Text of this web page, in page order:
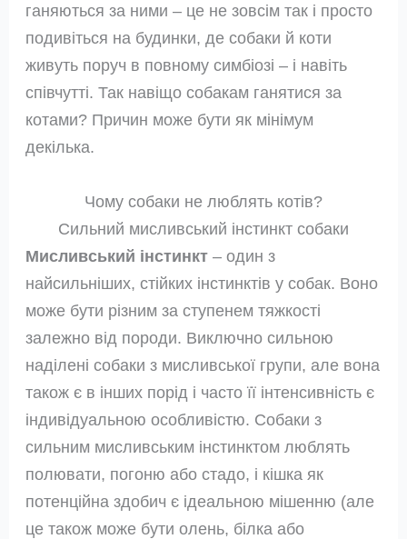
ганяються за ними – це не зовсім так і просто
подивіться на будинки, де собаки й коти
живуть поруч в повному симбіозі – і навіть
співчутті. Так навіщо собакам ганятися за
котами? Причин може бути як мінімум
декілька.
Чому собаки не люблять котів?
Сильний мисливський інстинкт собаки
Мисливський інстинкт – один з
найсильніших, стійких інстинктів у собак. Воно
може бути різним за ступенем тяжкості
залежно від породи. Виключно сильною
наділені собаки з мисливської групи, але вона
також є в інших порід і часто її інтенсивність є
індивідуальною особливістю. Собаки з
сильним мисливським інстинктом люблять
полювати, погоню або стадо, і кішка як
потенційна здобич є ідеальною мішенню (але
це також може бути олень, білка або